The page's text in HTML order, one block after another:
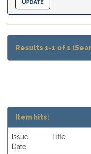
Results 1-1 of 1
Item hits:
Issue
Date
Title